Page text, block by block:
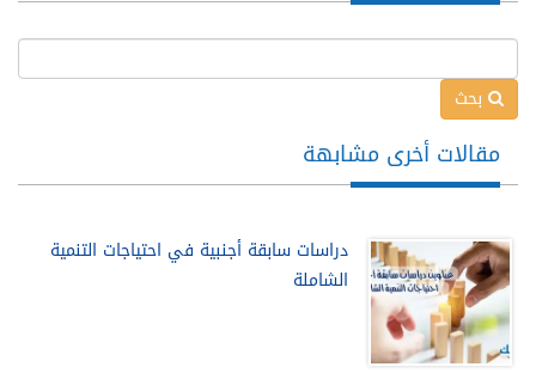
بحث
مقالات أخرى مشابهة
دراسات سابقة أجنبية في احتياجات التنمية
الشاملة